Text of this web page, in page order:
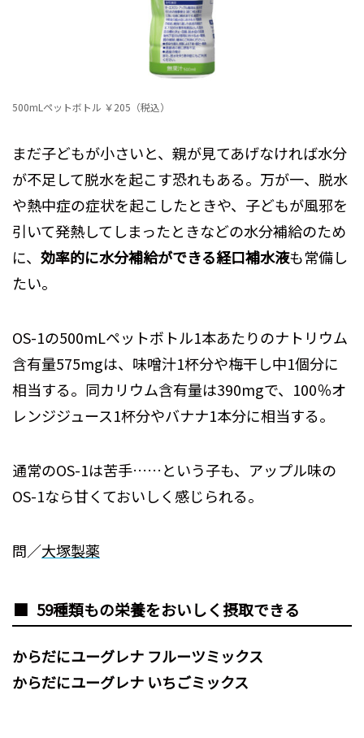
500mLペットボトル ￥205（税込）
まだ子どもが小さいと、親が見てあげなければ水分
が不足して脱水を起こす恐れもある。万が一、脱水
や熱中症の症状を起こしたときや、子どもが風邪を
引いて発熱してしまったときなどの水分補給のため
に、 効率的に水分補給ができる経口補水液も常備し
たい。
OS-1の500mLペットボトル1本あたりのナトリウム
含有量575mgは、味噌汁1杯分や梅干し中1個分に
相当する。同カリウム含有量は390mgで、100％オ
レンジジュース1杯分やバナナ1本分に相当する。
通常のOS-1は苦手……という子も、アップル味の
OS-1なら甘くておいしく感じられる。
問／大塚製薬
59種類もの栄養をおいしく摂取できる
からだにユーグレナ フルーツミックス
からだにユーグレナ いちごミックス